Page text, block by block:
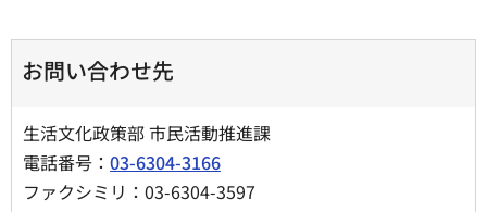
お問い合わせ先
生活文化政策部 市民活動推進課
電話番号： 03-6304-3166
ファクシミリ：03-6304-3597